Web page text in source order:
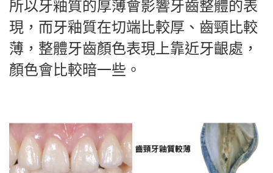
所以牙釉質的厚薄會影響牙齒整體的表
現，而牙釉質在切端比較厚、齒頸比較
薄，整體牙齒顏色表現上靠近牙齦處，
顏色會比較暗一些。